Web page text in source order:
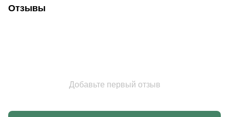
Отзывы
Добавьте первый отзыв